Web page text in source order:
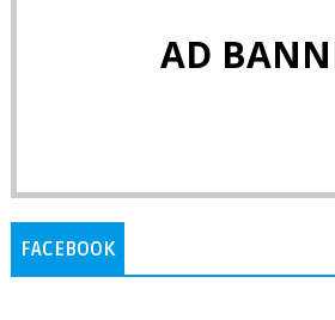
AD
FACEBOOK